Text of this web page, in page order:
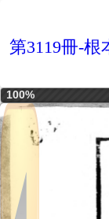
第3119冊-
100%